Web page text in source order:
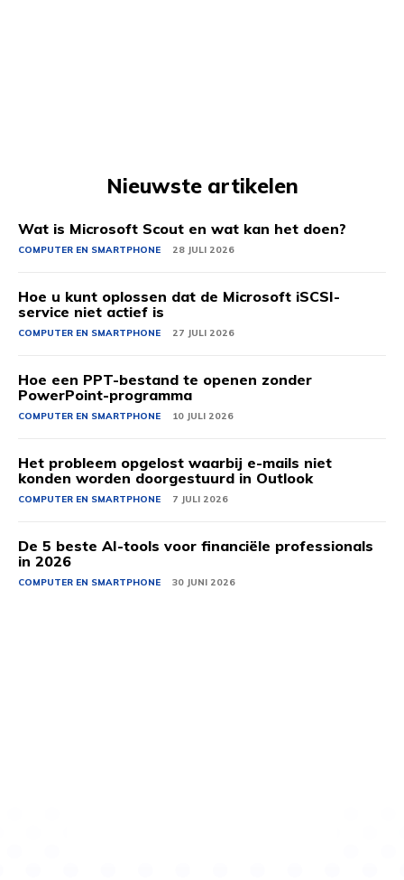
Nieuwste artikelen
Wat is Microsoft Scout en wat kan het doen?
COMPUTER EN SMARTPHONE 28 JULI 2026
Hoe u kunt oplossen dat de Microsoft iSCSI-
service niet actief is
COMPUTER EN SMARTPHONE 27 JULI 2026
Hoe een PPT-bestand te openen zonder
PowerPoint-programma
COMPUTER EN SMARTPHONE 10 JULI 2026
Het probleem opgelost waarbij e-mails niet
konden worden doorgestuurd in Outlook
COMPUTER EN SMARTPHONE 7 JULI 2026
De 5 beste AI-tools voor financiële professionals
in 2026
COMPUTER EN SMARTPHONE 30 JUNI 2026